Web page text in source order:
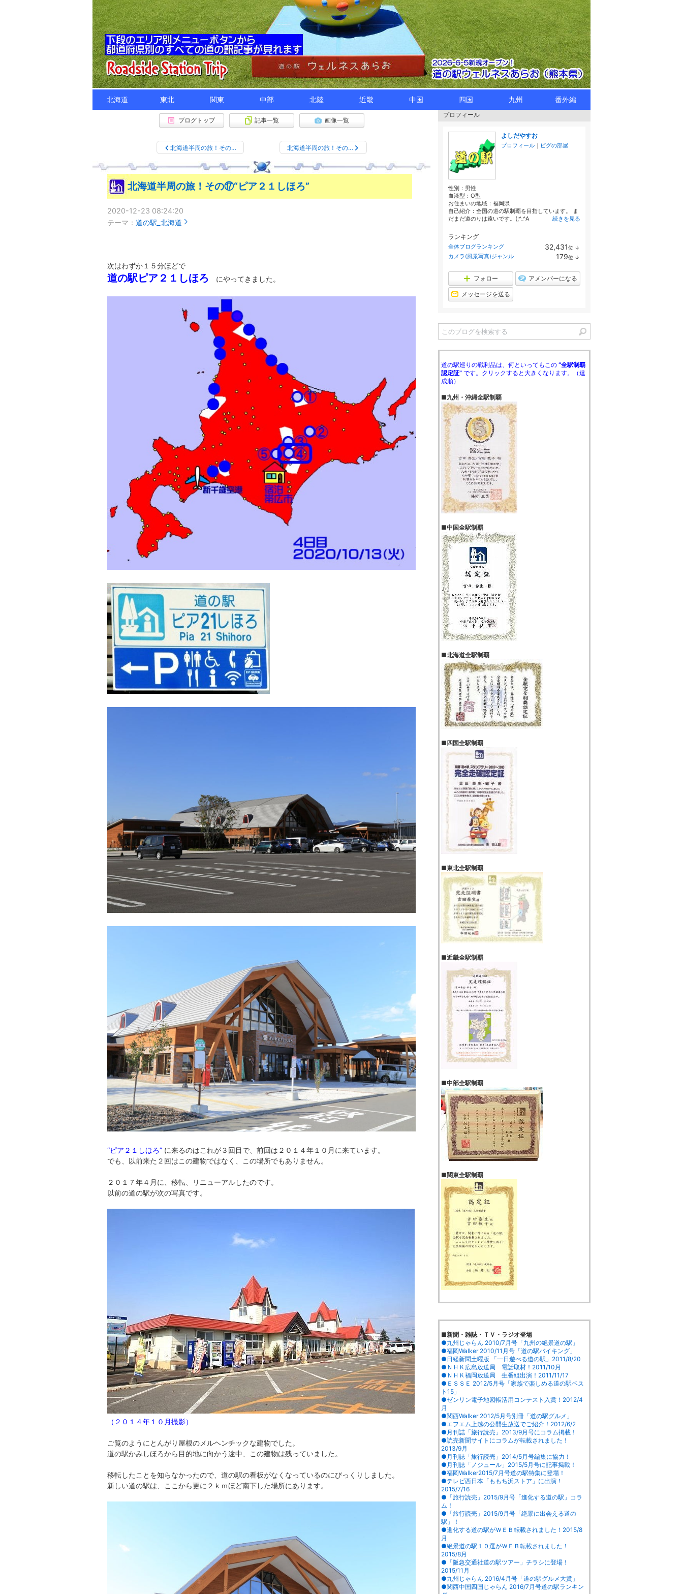
ブログトップ 記事一覧 画像一覧
北海道半周の旅！その… 北海道半周の旅！その…
北海道半周の旅！その⑰“ピア２１しほろ”
2020-12-23 08:24:20
テーマ： 道の駅_北海道
次はわずか１５分ほどで
道の駅ピア２１しほろ にやってきました。
“ピア２１しほろ” に来るのはこれが３回目で、前回は２０１４年１０月に来ています。
でも、以前来た２回はこの建物ではなく、この場所でもありません。
２０１７年４月に、移転、リニューアルしたのです。
以前の道の駅が次の写真です。
（２０１４年１０月撮影）
ご覧のようにとんがり屋根のメルヘンチックな建物でした。
道の駅かみしほろから目的地に向かう途中、この建物は残っていました。
移転したことを知らなかったので、道の駅の看板がなくなっているのにびっくりしました。
新しい道の駅は、ここから更に２ｋｍほど南下した場所にあります。
プロフィール
よしだやすお
プロフィール ｜ ピグの部屋
性別： 男性
血液型： O型
お住まいの地域： 福岡県
自己紹介：全国の道の駅制覇を目指しています。 ま
だまだ道のりは遠いです。(;^_^A
続きを見る
ランキング
全体ブログランキング 32,431位 ↓
ン
カメラ(風景写真)ジャンル 179位 ↓
フォロー アメンバーになる
メッセージを送る
道の駅巡りの戦利品は、何といってもこの “全駅制覇
認定証” です。クリックすると大きくなります。（達
成順）
■九州・沖縄全駅制覇
■中国全駅制覇
■北海道全駅制覇
■四国全駅制覇
■東北全駅制覇
■近畿全駅制覇
■中部全駅制覇
■関東全駅制覇
■新聞・雑誌・ＴＶ・ラジオ登場
●九州じゃらん 2010/7月号「九州の絶景道の駅」
●福岡Walker 2010/11月号「道の駅バイキング」
●日経新聞土曜版 「一日遊べる道の駅」2011/8/20
●ＮＨＫ広島放送局 電話取材！2011/10月
●ＮＨＫ福岡放送局 生番組出演！2011/11/17
●ＥＳＳＥ 2012/5月号「家族で楽しめる道の駅ベス
ト15」
●ゼンリン電子地図帳活用コンテスト入賞！2012/4
月
●関西Walker 2012/5月号別冊「道の駅グルメ」
●エフエム上越の公開生放送でご紹介！2012/6/2
●月刊誌「旅行読売」2013/9月号にコラム掲載！
●読売新聞サイトにコラムが転載されました！
2013/9月
●月刊誌「旅行読売」2014/5月号編集に協力！
●月刊誌「ノジュール」2015/5月号に記事掲載！
●福岡Walker2015/7月号道の駅特集に登場！
●テレビ西日本「ももち浜ストア」に出演！
2015/7/16
●「旅行読売」2015/9月号「進化する道の駅」コラ
ム！
●「旅行読売」2015/9月号「絶景に出会える道の
駅」！
●進化する道の駅がＷＥＢ転載されました！2015/8
月
●絶景道の駅１０選がＷＥＢ転載されました！
2015/8月
●「阪急交通社道の駅ツアー」チラシに登場！
2015/11月
●九州じゃらん 2016/4月号「道の駅グルメ大賞」
●関西中国四国じゃらん 2016/7月号道の駅ランキン
北海道 東北 関東 中部 北陸 近畿 中国 四国 九州 番外編